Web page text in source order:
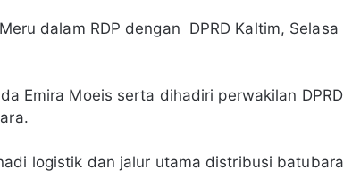
dalam RDP dengan DPRD Kaltim, Selasa
Emira Moeis serta dihadiri perwakilan DPRD
logistik dan jalur utama distribusi batubara